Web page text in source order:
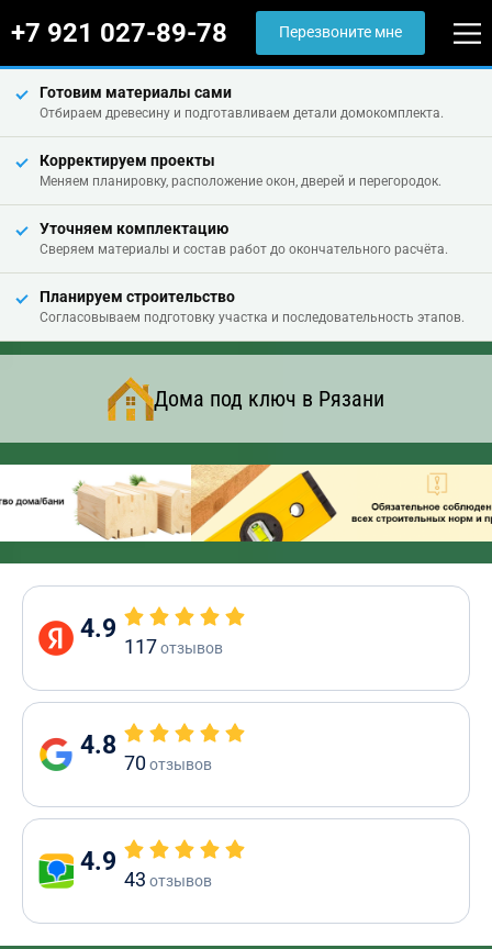
+7 921 027-89-78 Перезвоните мне
Готовим материалы сами
Отбираем древесину и подготавливаем детали домокомплекта.
Корректируем проекты
Меняем планировку, расположение окон, дверей и перегородок.
Уточняем комплектацию
Сверяем материалы и состав работ до окончательного расчёта.
Планируем строительство
Согласовываем подготовку участка и последовательность этапов.
Дома под ключ в Рязани
4.9
117отзывов
4.8
70отзывов
4.9
43 отзывов